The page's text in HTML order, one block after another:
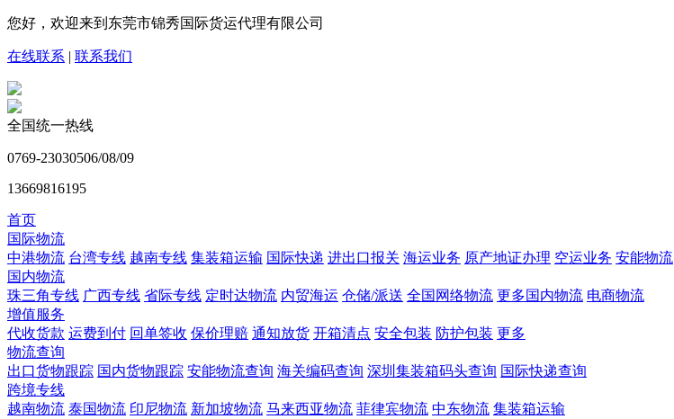
您好，欢迎来到东莞市锦秀国际货运代理有限公司
在线联系 | 联系我们
全国统一热线
0769-23030506/08/09
13669816195
首页
国际物流
中港物流 台湾专线 越南专线 集装箱运输 国际快递 进出口报关 海运业务 原产地证办理 空运业务 安能物流
国内物流
珠三角专线 广西专线 省际专线 定时达物流 内贸海运 仓储/派送 全国网络物流 更多国内物流 电商物流
增值服务
代收货款 运费到付 回单签收 保价理赔 通知放货 开箱清点 安全包装 防护包装 更多
物流查询
出口货物跟踪 国内货物跟踪 安能物流查询 海关编码查询 深圳集装箱码头查询 国际快递查询
跨境专线
越南物流 泰国物流 印尼物流 新加坡物流 马来西亚物流 菲律宾物流 中东物流 集装箱运输